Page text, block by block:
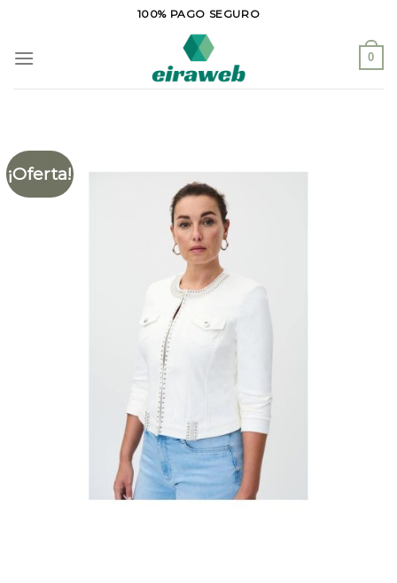
contenido
100% PAGO SEGURO
0
¡Oferta!